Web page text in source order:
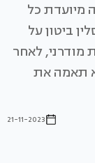
מיועדת כל
ביטון על
מודרני, לאחר
תאמה את
21-11-2023